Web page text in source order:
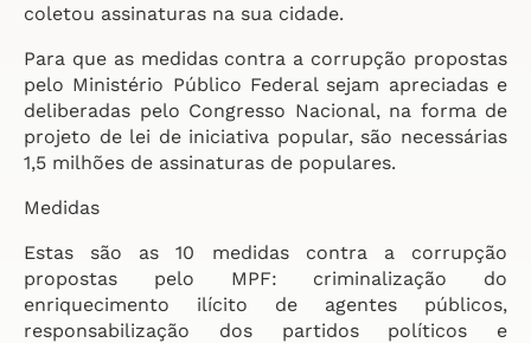
coletou assinaturas na sua cidade.
Para que as medidas contra a corrupção propostas
pelo Ministério Público Federal sejam apreciadas e
deliberadas pelo Congresso Nacional, na forma de
projeto de lei de iniciativa popular, são necessárias
1,5 milhões de assinaturas de populares.
Medidas
Estas são as 10 medidas contra a corrupção
propostas pelo MPF: criminalização do
enriquecimento ilícito de agentes públicos,
responsabilização dos partidos políticos e